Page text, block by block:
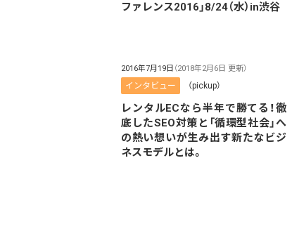
ファレンス2016」8/24（水）in渋谷
2016年7月19日 （2018年2月6日 更新）
インタビュー （pickup）
レンタルECなら半年で勝てる！徹
底したSEO対策と「循環型社会」へ
の熱い想いが生み出す新たなビジ
ネスモデルとは。